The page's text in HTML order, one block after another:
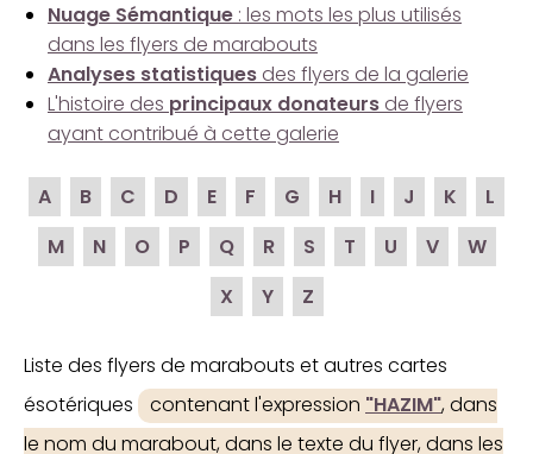
Nuage Sémantique : les mots les plus utilisés
dans les flyers de marabouts
Analyses statistiques des flyers de la galerie
L'histoire des principaux donateurs de flyers
ayant contribué à cette galerie
A B C D E F G H I J K
L
M
N O P Q R S T U V
W
X
Y Z
Liste des flyers de marabouts et autres cartes
ésotériques
contenant l'expression "HAZIM", dans
le nom du marabout, dans le texte du flyer, dans les